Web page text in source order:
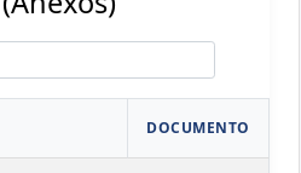
DOCUMENTO